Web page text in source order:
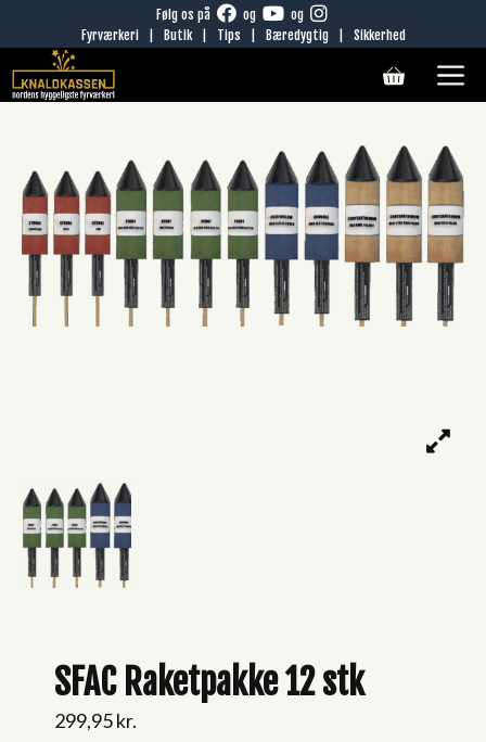
til
indhold
Følg os på og
og
Fyrværkeri
Butik Tips Bæredygtig Sikkerhed
SFAC Raketpakke 12 stk
299,95kr.